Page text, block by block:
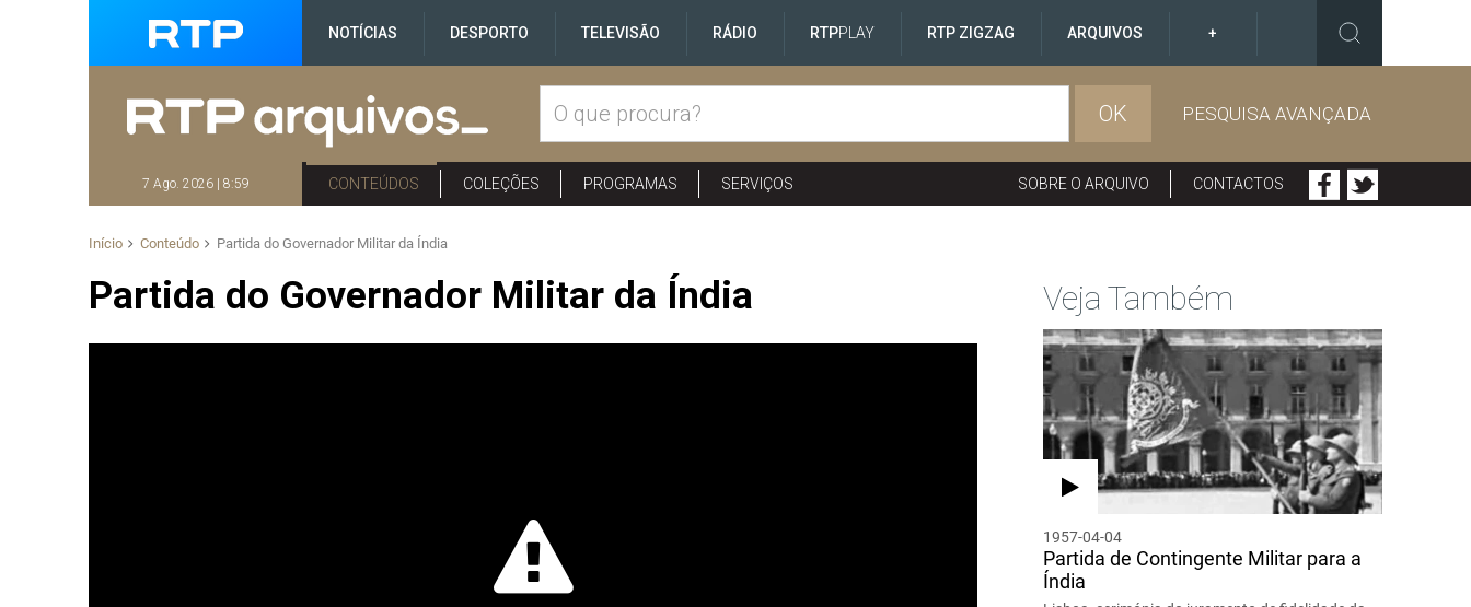
NOTÍCIAS DESPORTO TELEVISÃO RÁDIO RTPPLAY RTP ZIGZAG ARQUIVOS +
OK PESQUISA AVANÇADA
7 Ago. 2026 | 8:59 CONTEÚDOS COLEÇÕES PROGRAMAS SERVIÇOS SOBRE O ARQUIVO CONTACTOS
Início Conteúdo Partida do Governador Militar da Índia
Partida do Governador Militar da Índia Veja Também
1957-04-04
Partida de Contingente Militar para a
Índia